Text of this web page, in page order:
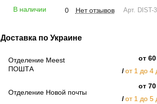
В наличии 0 Нет отзывов Арт. DIST-
Доставка по Украине
Отделение Meest
ПОШТА
от
от 1 до 4
Отделение Новой почты
от
от 1 до 5